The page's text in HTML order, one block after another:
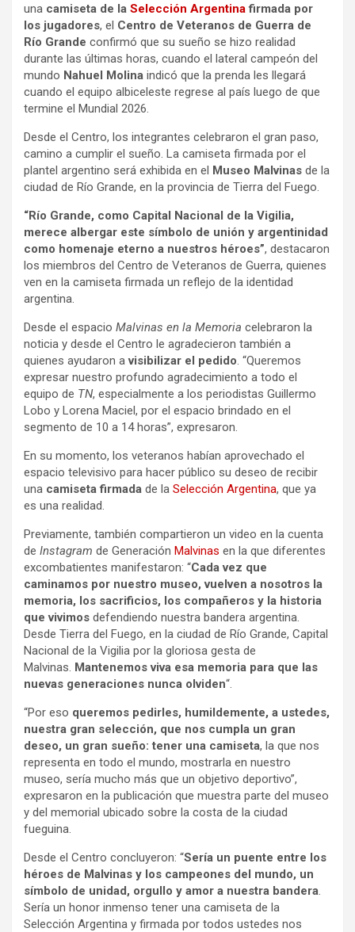
una camiseta de la Selección Argentinafirmada por
los jugadores, el Centro de Veteranos de Guerra de
Río Grande confirmó que su sueño se hizo realidad
durante las últimas horas, cuando el lateral campeón del
mundo Nahuel Molina indicó que la prenda les llegará
cuando el equipo albiceleste regrese al país luego de que
termine el Mundial 2026.
Desde el Centro, los integrantes celebraron el gran paso,
camino a cumplir el sueño. La camiseta firmada por el
plantel argentino será exhibida en el Museo Malvinas de la
ciudad de Río Grande, en la provincia de Tierra del Fuego.
“Río Grande, como Capital Nacional de la Vigilia,
merece albergar este símbolo de unión y argentinidad
como homenaje eterno a nuestros héroes”, destacaron
los miembros del Centro de Veteranos de Guerra, quienes
ven en la camiseta firmada un reflejo de la identidad
argentina.
Desde el espacio Malvinas en la Memoria celebraron la
noticia y desde el Centro le agradecieron también a
quienes ayudaron avisibilizar el pedido. “Queremos
expresar nuestro profundo agradecimiento a todo el
equipo de TN, especialmente a los periodistas Guillermo
Lobo y Lorena Maciel, por el espacio brindado en el
segmento de 10 a 14 horas”, expresaron.
En su momento, los veteranos habían aprovechado el
espacio televisivo para hacer público su deseo de recibir
una camiseta firmada de la Selección Argentina, que ya
es una realidad.
Previamente, también compartieron un video en la cuenta
de Instagram de Generación Malvinas en la que diferentes
excombatientes manifestaron: “Cada vez que
caminamos por nuestro museo, vuelven a nosotros la
memoria, los sacrificios, los compañeros y la historia
que vivimos defendiendo nuestra bandera argentina.
Desde Tierra del Fuego, en la ciudad de Río Grande, Capital
Nacional de la Vigilia por la gloriosa gesta de
Malvinas. Mantenemos viva esa memoria para que las
nuevas generaciones nunca olviden“.
“Por eso queremos pedirles, humildemente, a ustedes,
nuestra gran selección, que nos cumpla un gran
deseo, un gran sueño: tener una camiseta, la que nos
representa en todo el mundo, mostrarla en nuestro
museo, sería mucho más que un objetivo deportivo”,
expresaron en la publicación que muestra parte del museo
y del memorial ubicado sobre la costa de la ciudad
fueguina.
Desde el Centro concluyeron: “Sería un puente entre los
héroes de Malvinas y los campeones del mundo, un
símbolo de unidad, orgullo y amor a nuestra bandera.
Sería un honor inmenso tener una camiseta de la
Selección Argentina y firmada por todos ustedes nos